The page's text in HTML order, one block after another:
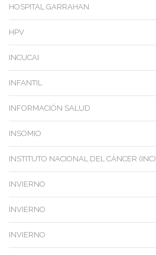
HOSPITAL GARRAHAN
HPV
INCUCAI
INFANTIL
INFORMACIÓN SALUD
INSOMIO
INSTITUTO NACIONAL DEL CÁNCER (INC)
INVIERNO
INVIERNO
INVIERNO